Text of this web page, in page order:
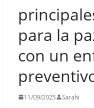
para la
con un
11/09/2025 Sarahi